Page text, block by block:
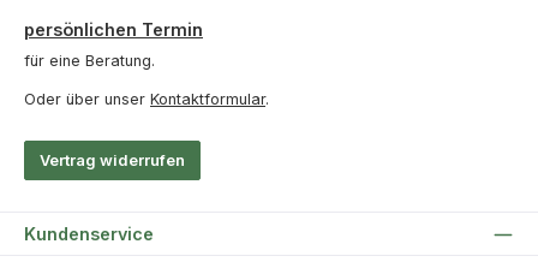
persönlichen Termin
für eine Beratung.
Oder über unser Kontaktformular.
Vertrag widerrufen
Kundenservice